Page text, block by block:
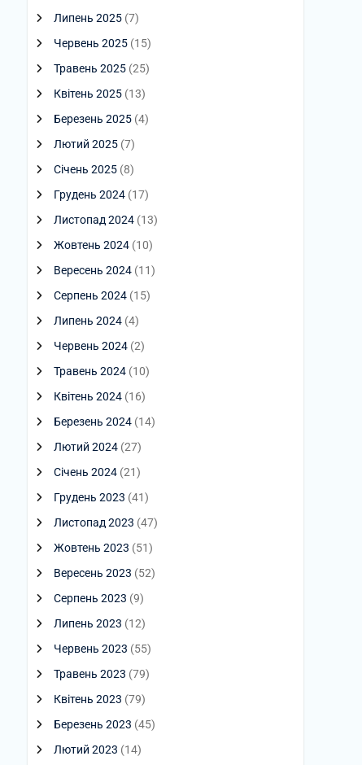
Липень 2025 (7)
Червень 2025 (15)
Травень 2025 (25)
Квітень 2025 (13)
Березень 2025 (4)
Лютий 2025 (7)
Січень 2025 (8)
Грудень 2024 (17)
Листопад 2024 (13)
Жовтень 2024 (10)
Вересень 2024 (11)
Серпень 2024 (15)
Липень 2024 (4)
Червень 2024 (2)
Травень 2024 (10)
Квітень 2024 (16)
Березень 2024 (14)
Лютий 2024 (27)
Січень 2024 (21)
Грудень 2023 (41)
Листопад 2023 (47)
Жовтень 2023 (51)
Вересень 2023 (52)
Серпень 2023 (9)
Липень 2023 (12)
Червень 2023 (55)
Травень 2023 (79)
Квітень 2023 (79)
Березень 2023 (45)
Лютий 2023 (14)